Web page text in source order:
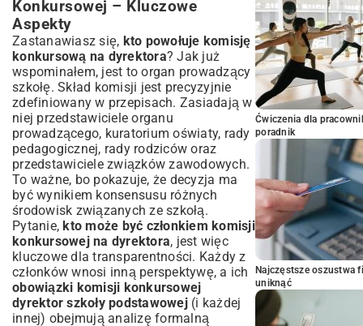
Konkursowej – Kluczowe
Aspekty
Zastanawiasz się, kto powołuje komisję
konkursową na dyrektora? Jak już
wspominałem, jest to organ prowadzący
szkołę. Skład komisji jest precyzyjnie
zdefiniowany w przepisach. Zasiadają w
niej przedstawiciele organu
prowadzącego, kuratorium oświaty, rady
pedagogicznej, rady rodziców oraz
przedstawiciele związków zawodowych.
To ważne, bo pokazuje, że decyzja ma
być wynikiem konsensusu różnych
środowisk związanych ze szkołą.
Pytanie,kto może być członkiem komisji
konkursowej na dyrektora, jest więc
kluczowe dla transparentności. Każdy z
członków wnosi inną perspektywę, a ich
obowiązki komisji konkursowej
dyrektor szkoły podstawowej(i każdej
innej) obejmują analizę formalną
Ćwiczenia dla
poradnik
Najczęstsze oszustwa
uniknąć